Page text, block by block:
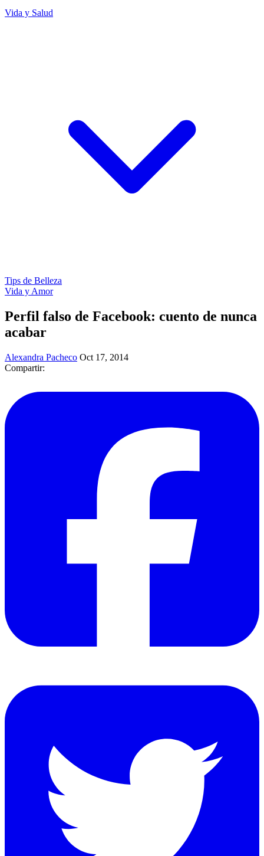
Vida y Salud
Tips de Belleza
Vida y Amor
Perfil falso de Facebook: cuento de nunca
acabar
Alexandra Pacheco Oct 17, 2014
Compartir: